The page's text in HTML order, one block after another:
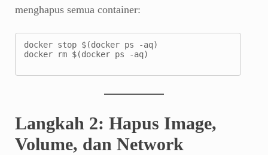
menghapus semua container:
docker stop $(docker ps -aq)
docker rm $(docker ps -aq)
Langkah 2: Hapus Image,
Volume, dan Network